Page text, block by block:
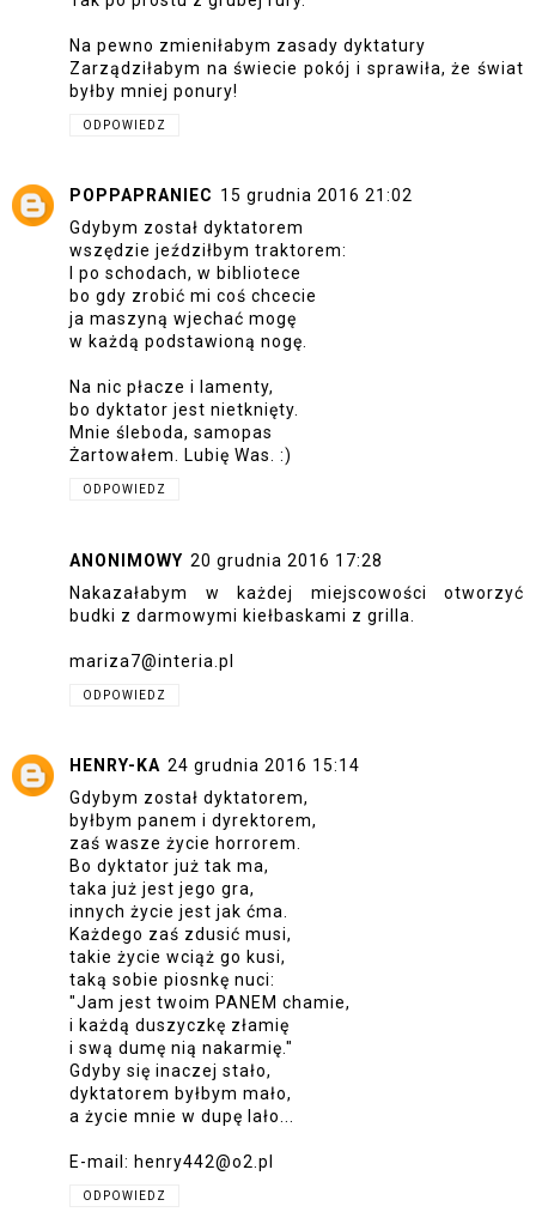
Na pewno zmieniłabym zasady dyktatury
Zarządziłabym na świecie pokój i sprawiła, że świat
byłby mniej ponury!
ODPOWIEDZ
POPPAPRANIEC 15 grudnia 2016 21:02
Gdybym został dyktatorem
wszędzie jeździłbym traktorem:
I po schodach, w bibliotece
bo gdy zrobić mi coś chcecie
ja maszyną wjechać mogę
w każdą podstawioną nogę.
Na nic płacze i lamenty,
bo dyktator jest nietknięty.
Mnie śleboda, samopas
Żartowałem. Lubię Was. :)
ODPOWIEDZ
ANONIMOWY 20 grudnia 2016 17:28
Nakazałabym w każdej miejscowości otworzyć
budki z darmowymi kiełbaskami z grilla.
mariza7@interia.pl
ODPOWIEDZ
HENRY-KA 24 grudnia 2016 15:14
Gdybym został dyktatorem,
byłbym panem i dyrektorem,
zaś wasze życie horrorem.
Bo dyktator już tak ma,
taka już jest jego gra,
innych życie jest jak ćma.
Każdego zaś zdusić musi,
takie życie wciąż go kusi,
taką sobie piosnkę nuci:
"Jam jest twoim PANEM chamie,
i każdą duszyczkę złamię
i swą dumę nią nakarmię."
Gdyby się inaczej stało,
dyktatorem byłbym mało,
a życie mnie w dupę lało...
E-mail: henry442@o2.pl
ODPOWIEDZ